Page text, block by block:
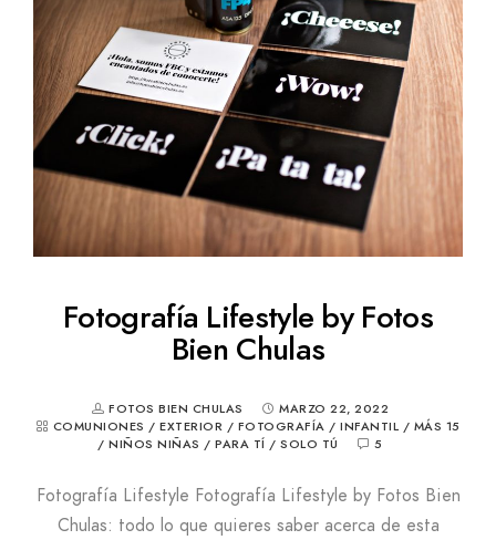
Fotografía Lifestyle by Fotos
Bien Chulas
FOTOS BIEN CHULAS
MARZO 22, 2022
COMUNIONES / EXTERIOR / FOTOGRAFÍA / INFANTIL / MÁS 15
/NIÑOS NIÑAS /PARA TÍ /SOLO TÚ 5
Fotografía Lifestyle Fotografía Lifestyle by Fotos Bien
Chulas: todo lo que quieres saber acerca de esta